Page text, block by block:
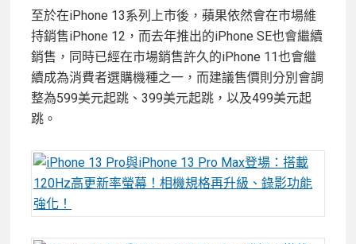
至於在iPhone 13系列上市後，蘋果依然會在市場維
持銷售iPhone 12，而去年推出的iPhone SE也會繼續
銷售，同時已經在市場銷售許久的iPhone 11也會繼
續成為消費者選購機種之一，而建議售價則分別會調
整為599美元起跳、399美元起跳，以及499美元起
跳。